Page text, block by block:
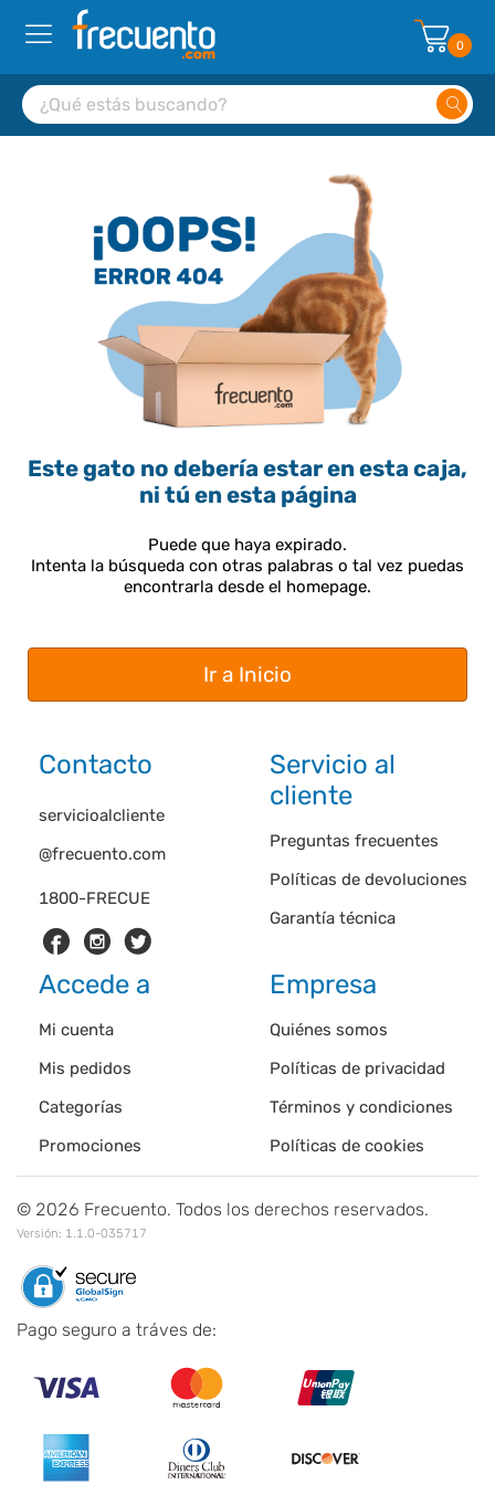
0
Este gato no debería estar en esta caja,
ni tú en esta página
Puede que haya expirado.
Intenta la búsqueda con otras palabras o tal vez puedas
encontrarla desde el homepage.
Ir a Inicio
Contacto
1800-FRECUE
servicioalcliente
@frecuento.com
Servicio al
cliente
Preguntas frecuentes
Políticas de devoluciones
Garantía técnica
Accede a
Mi cuenta
Mis pedidos
Categorías
Promociones
Empresa
Quiénes somos
Políticas de privacidad
Términos y condiciones
Políticas de cookies
© 2026 Frecuento. Todos los derechos reservados.
Versión: 1.1.0-035717
Pago seguro a tráves de: